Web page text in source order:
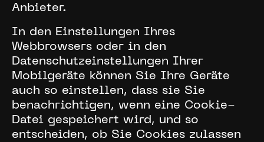
Anbieter.
In den Einstellungen Ihres
Webbrowsers oder in den
Datenschutzeinstellungen Ihrer
Mobilgeräte können Sie Ihre Geräte
auch so einstellen, dass sie Sie
benachrichtigen, wenn eine Cookie-
Datei gespeichert wird, und so
entscheiden, ob Sie Cookies zulassen